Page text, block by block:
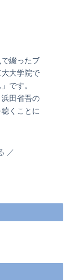
綴ったブ
大学院で
です。
田省吾の
くことに